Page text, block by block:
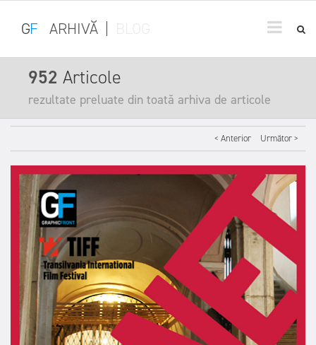
GF ARHIVĂ
952 Articole
rezultate preluate din toată arhiva de articole
< Anterior Următor >